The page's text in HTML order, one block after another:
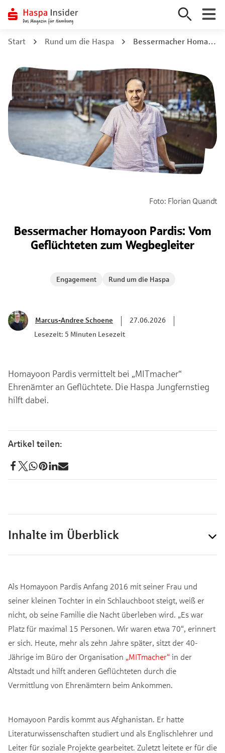
Inhalt
Start Rund um die Haspa Bessermacher Homayoon Pardis: Vom Geflüchteten zum Wegbegleiter
Foto: Florian Quandt
Bessermacher Homayoon Pardis: Vom
Geflüchteten zum Wegbegleiter
Engagement Rund um die Haspa
Marcus-Andree Schoene
27.06.2026
Lesezeit: 5 Minuten Lesezeit
Homayoon Pardis vermittelt bei „MITmacher“
Ehrenämter an Geflüchtete. Die Haspa Jungfernstieg
hilft dabei.
Inhalte im Überblick
Als Homayoon Pardis Anfang 2016 mit seiner Frau und
seiner kleinen Tochter in ein Schlauchboot steigt, weiß er
nicht, ob seine Familie die Nacht überleben wird. „Es war
Platz für maximal 15 Personen. Wir waren etwa 70“, erinnert
er sich. Heute, mehr als zehn Jahre später, sitzt der 40-
Jährige im Büro der Organisation „MITmacher“ in der
Altstadt und hilft anderen Geflüchteten durch die
Vermittlung von Ehrenämtern beim Ankommen.
Homayoon Pardis kommt aus Afghanistan. Er hatte
Literaturwissenschaften studiert und als Englischlehrer und
Leiter für soziale Projekte gearbeitet. Zuletzt leitete er für die